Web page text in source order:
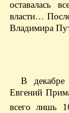
оставалась
власти…
Владимира
В декабре
Евгений
всего лишь